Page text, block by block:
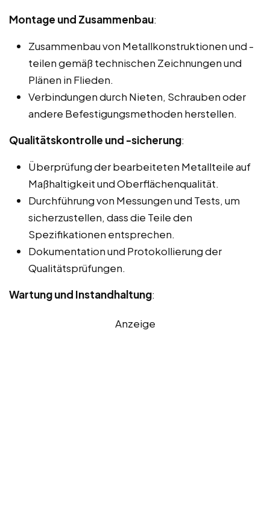
Montage und Zusammenbau:
Zusammenbau von Metallkonstruktionen und -
teilen gemäß technischen Zeichnungen und
Plänen in Flieden.
Verbindungen durch Nieten, Schrauben oder
andere Befestigungsmethoden herstellen.
Qualitätskontrolle und -sicherung:
Überprüfung der bearbeiteten Metallteile auf
Maßhaltigkeit und Oberflächenqualität.
Durchführung von Messungen und Tests, um
sicherzustellen, dass die Teile den
Spezifikationen entsprechen.
Dokumentation und Protokollierung der
Qualitätsprüfungen.
Wartung und Instandhaltung:
Anzeige